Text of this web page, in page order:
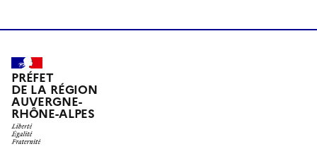
PRÉFET
DE LA RÉGION
AUVERGNE-
RHÔNE-ALPES